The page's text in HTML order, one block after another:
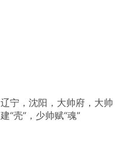
辽宁，沈阳，大帅府，大帅
建“壳”，少帅赋“魂”